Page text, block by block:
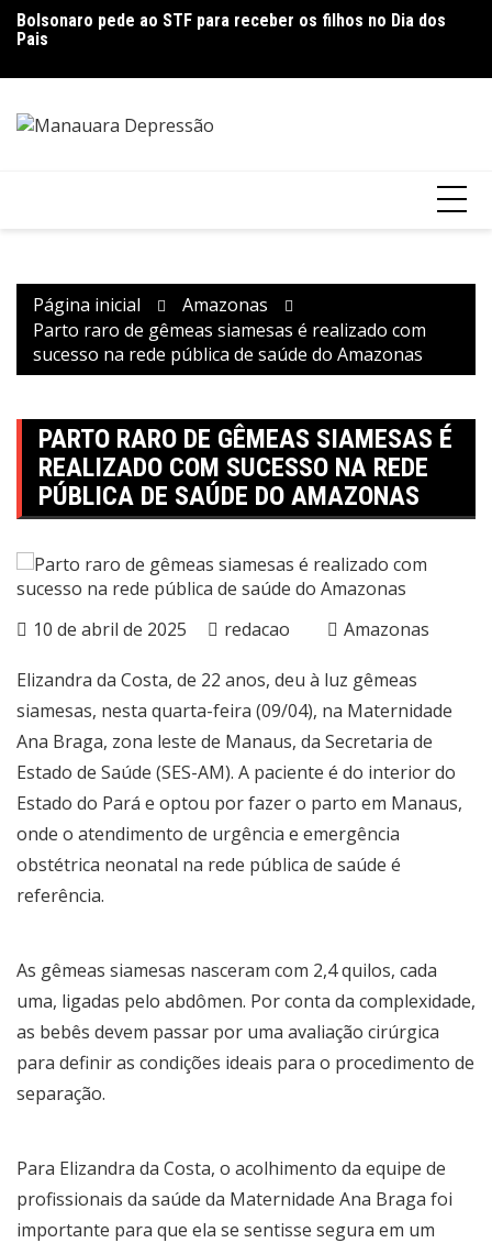
para
conteúdo
Bolsonaro pede ao STF para receber os filhos no Dia dos
Pais
DESCASO: Concessionárias Âmbar e Águas de Manaus
deixam a cidade sem luz e sem água em pleno calor do
Página inicial
Amazonas
Parto raro de gêmeas siamesas é realizado com
sucesso na rede pública de saúde do Amazonas
PARTO RARO DE GÊMEAS SIAMESAS É
REALIZADO COM SUCESSO NA REDE
PÚBLICA DE SAÚDE DO AMAZONAS
10 de abril de 2025 redacao Amazonas
Elizandra da Costa, de 22 anos, deu à luz gêmeas
siamesas, nesta quarta-feira (09/04), na Maternidade
Ana Braga, zona leste de Manaus, da Secretaria de
Estado de Saúde (SES-AM). A paciente é do interior do
Estado do Pará e optou por fazer o parto em Manaus,
onde o atendimento de urgência e emergência
obstétrica neonatal na rede pública de saúde é
referência.
As gêmeas siamesas nasceram com 2,4 quilos, cada
uma, ligadas pelo abdômen. Por conta da complexidade,
as bebês devem passar por uma avaliação cirúrgica
para definir as condições ideais para o procedimento de
separação.
Para Elizandra da Costa, o acolhimento da equipe de
profissionais da saúde da Maternidade Ana Braga foi
importante para que ela se sentisse segura em um